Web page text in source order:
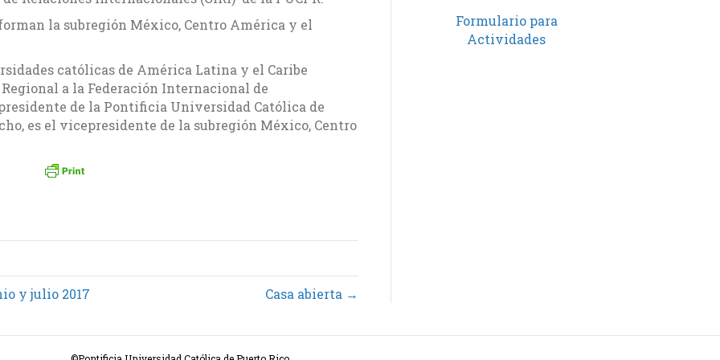
la subregión México, Centro América y el
católicas de América Latina y el Caribe
a la Federación Internacional de
de la Pontificia Universidad Católica de
es el vicepresidente de la subregión México, Centro
y julio 2017 Casa abierta →
Formulario para
Actividades